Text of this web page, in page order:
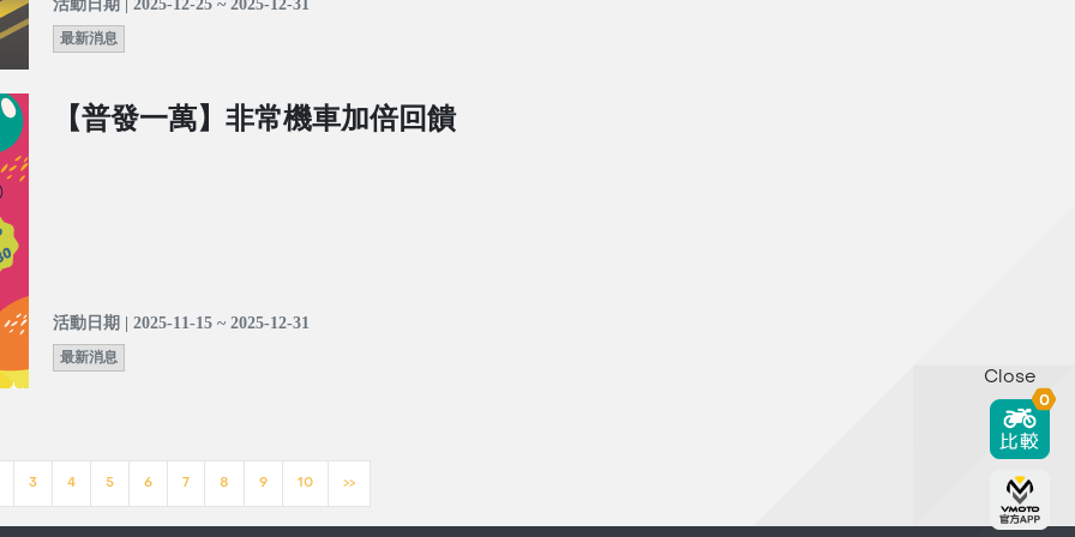
活動日期 | 2025-12-25 ~ 2025-12-31
最新消息
【普發一萬】非常機車加倍回饋
活動日期 | 2025-11-15 ~ 2025-12-31
最新消息
3 4 5 6 7 8 9 10 >>
Close
0